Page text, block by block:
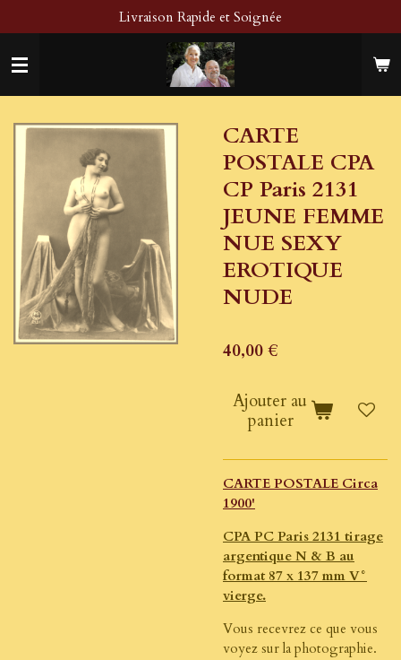
au
contenu
principal
Livraison Rapide et Soignée
CARTE
POSTALE CPA
CP Paris 2131
JEUNE FEMME
NUE SEXY
EROTIQUE
NUDE
40,00 €
Ajouter au
panier
CARTE POSTALE Circa
1900'
CPA PC Paris 2131 tirage
argentique N & B au
format 87 x 137 mm V°
vierge.
Vous recevrez ce que vous
voyez sur la photographie.